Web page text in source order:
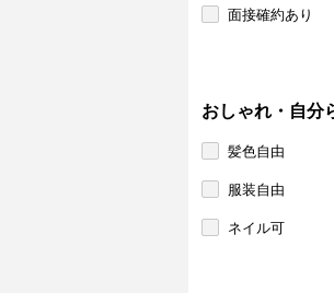
面接確約あり
おしゃれ・自分
髪色自由
服装自由
ネイル可